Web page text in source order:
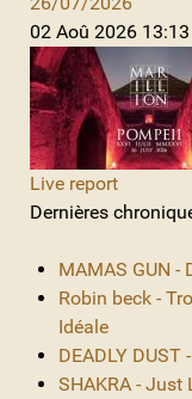
02 Aoû 2026
Live report
Dernières
MAMAS GUN -
Robin beck -
Idéale
DEADLY DUST
SHAKRA - Just